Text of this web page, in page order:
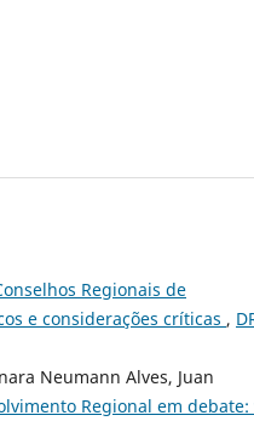
Regionais de
e considerações críticas ,
Neumann Alves, Juan
Regional em debate: